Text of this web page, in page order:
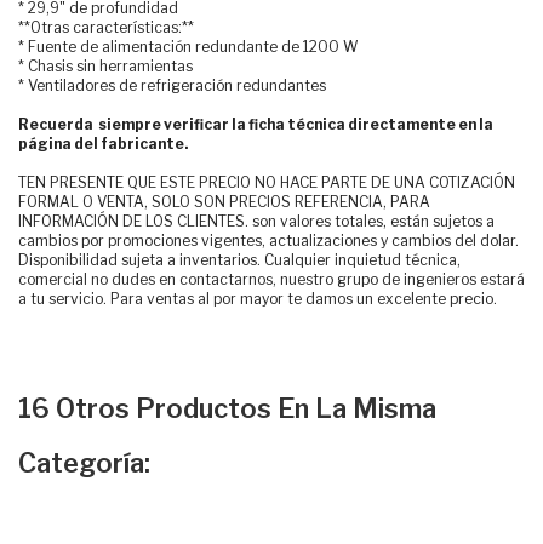
* 29,9" de profundidad
**Otras características:**
* Fuente de alimentación redundante de 1200 W
* Chasis sin herramientas
* Ventiladores de refrigeración redundantes
Recuerda siempre verificar la ficha técnica directamente en la
página del fabricante.
TEN PRESENTE QUE ESTE PRECIO NO HACE PARTE DE UNA COTIZACIÓN
FORMAL O VENTA, SOLO SON PRECIOS REFERENCIA, PARA
INFORMACIÓN DE LOS CLIENTES. son valores totales, están sujetos a
cambios por promociones vigentes, actualizaciones y cambios del dolar.
Disponibilidad sujeta a inventarios. Cualquier inquietud técnica,
comercial no dudes en contactarnos, nuestro grupo de ingenieros estará
a tu servicio. Para ventas al por mayor te damos un excelente precio.
16 Otros Productos En La Misma
Categoría: